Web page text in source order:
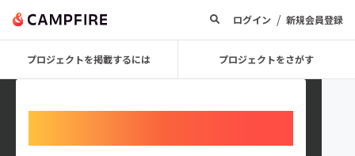
ログイン / 新規会員登録
プロジェクトを掲載するには プロジェクトをさがす